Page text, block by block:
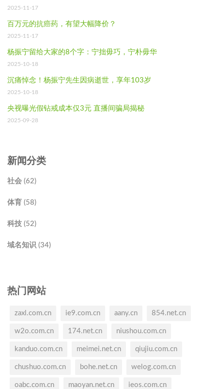
2025-11-17
百万元的抗癌药，有望大幅降价？
2025-11-17
杨振宁留给大家的8个字：宁拙毋巧，宁朴毋华
2025-10-18
沉痛悼念！杨振宁先生因病逝世，享年103岁
2025-10-18
央视曝光假钻戒成本仅3元 直播间骗局揭秘
2025-09-28
新闻分类
社会 (62)
体育 (58)
科技 (52)
域名知识 (34)
热门网站
zaxl.com.cn ie9.com.cn aany.cn 854.net.cn
w2o.com.cn 174.net.cn niushou.com.cn
kanduo.com.cn meimei.net.cn qiujiu.com.cn
chushuo.com.cn bohe.net.cn welog.com.cn
oabc.com.cn maoyan.net.cn ieos.com.cn